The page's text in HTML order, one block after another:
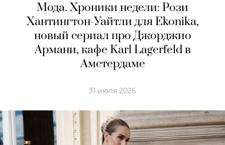
Мода. Хроники недели: Рози
Хантингтон-Уайтли для Ekonika,
новый сериал про Джорджио
Армани, кафе Karl Lagerfeld в
Амстердaме
31 июля 2026